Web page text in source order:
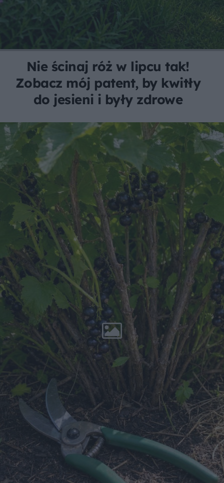
Nie ścinaj róż w lipcu tak!
Zobacz mój patent, by kwitły
do jesieni i były zdrowe